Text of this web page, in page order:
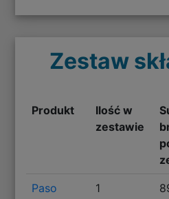
Zestaw
Produkt
Ilość w
zestawie
Paso
1